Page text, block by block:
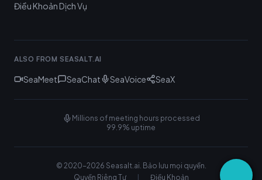
Điều Khoản Dịch Vụ
ALSO FROM SEASALT.AI
SeaMeet SeaChat SeaVoice SeaX
Millions of meeting hours processed
99.9% uptime
© 2020-2026 Seasalt.ai. Bảo lưu mọi quyền.
Quyền Riêng Tư
Điều Khoản